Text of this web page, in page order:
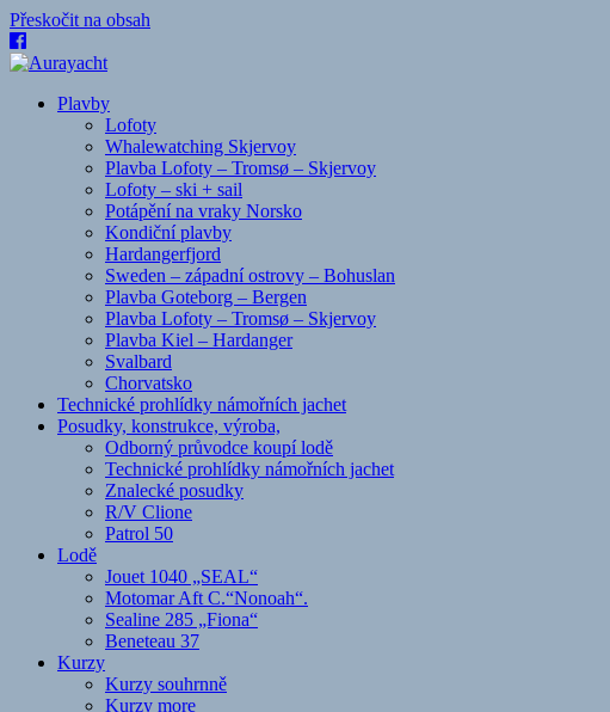
Přeskočit na obsah
Plavby
Lofoty
Whalewatching Skjervoy
Plavba Lofoty – Tromsø – Skjervoy
Lofoty – ski + sail
Potápění na vraky Norsko
Kondiční plavby
Hardangerfjord
Sweden – západní ostrovy – Bohuslan
Plavba Goteborg – Bergen
Plavba Lofoty – Tromsø – Skjervoy
Plavba Kiel – Hardanger
Svalbard
Chorvatsko
Technické prohlídky námořních jachet
Posudky, konstrukce, výroba,
Odborný průvodce koupí lodě
Technické prohlídky námořních jachet
Znalecké posudky
R/V Clione
Patrol 50
Lodě
Jouet 1040 „SEAL“
Motomar Aft C.“Nonoah“.
Sealine 285 „Fiona“
Beneteau 37
Kurzy
Kurzy souhrnně
Kurzy more